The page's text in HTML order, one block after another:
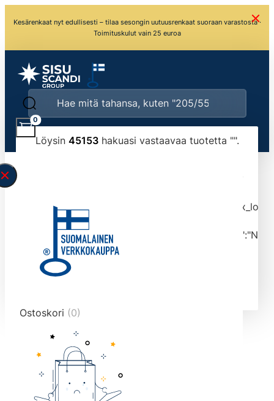
Kesärenkaat nyt edullisesti – tilaa sesongin uutuusrenkaat suoraan varastosta ·
Toimituskulut vain 25 euroa
Löysin 45153hakuasi vastaavaa tuotetta "".
typed the search query correctly.<br>Currently
tmlmvi","meta_query":
data-original-query-vars="[]" data-page="1"
data-max-pages="4516" data-start="1" data-
end="10">
0
Ostoskori (0)